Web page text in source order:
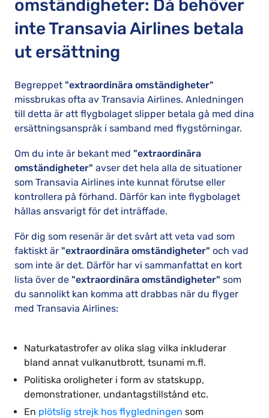
omständigheter: Då behöver
inte Transavia Airlines betala
ut ersättning
Begreppet "extraordinära omständigheter"
missbrukas ofta av Transavia Airlines. Anledningen
till detta är att flygbolaget slipper betala gå med dina
ersättningsanspråk i samband med flygstörningar.
Om du inte är bekant med "extraordinära
omständigheter" avser det hela alla de situationer
som Transavia Airlines inte kunnat förutse eller
kontrollera på förhand. Därför kan inte flygbolaget
hållas ansvarigt för det inträffade.
För dig som resenär är det svårt att veta vad som
faktiskt är "extraordinära omständigheter" och vad
som inte är det. Därför har vi sammanfattat en kort
lista över de "extraordinära omständigheter" som
du sannolikt kan komma att drabbas när du flyger
med Transavia Airlines:
Naturkatastrofer av olika slag vilka inkluderar
bland annat vulkanutbrott, tsunami m.fl.
Politiska oroligheter i form av statskupp,
demonstrationer, undantagstillstånd etc.
En plötslig strejk hos flygledningen som